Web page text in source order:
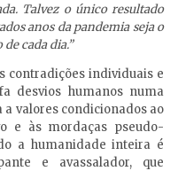
Talvez o único resultado
anos da pandemia seja o
cada dia.”
contradições individuais e
desvios humanos numa
valores condicionados ao
e às mordaças pseudo-
a humanidade inteira é
e avassalador, que